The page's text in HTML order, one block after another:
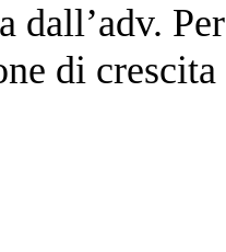
dall’adv. Per
di crescita